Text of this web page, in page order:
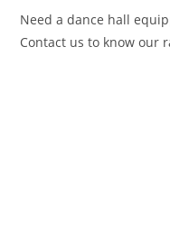
Need a dance hall
Contact us to know our